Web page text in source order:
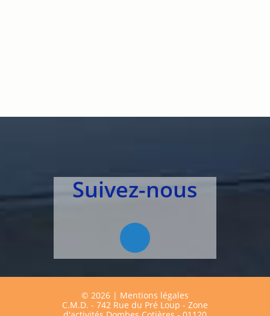
Suivez-nous
© 2026 | Mentions légales
C.M.D. - 742 Rue du Pré Loup - Zone